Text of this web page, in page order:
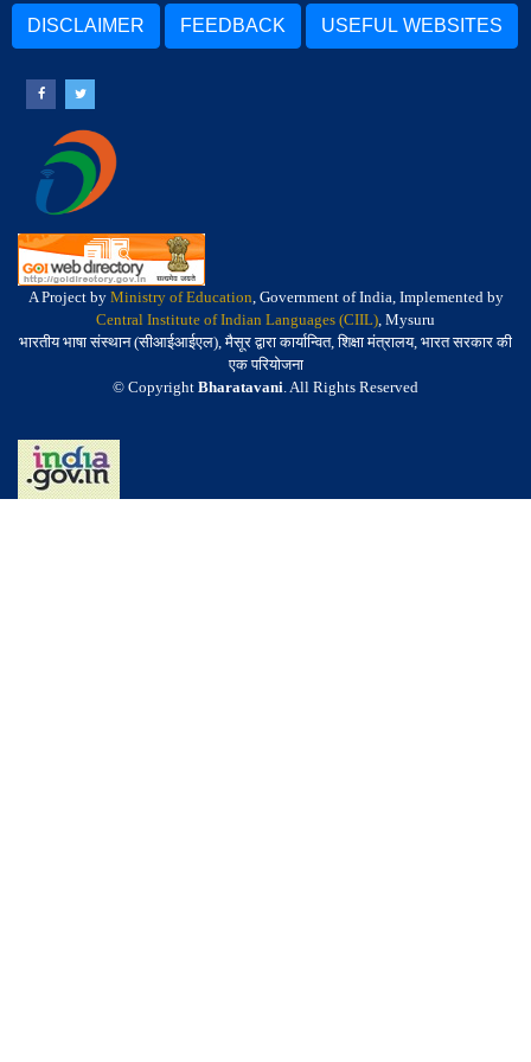
DISCLAIMER FEEDBACK USEFUL WEBSITES
A Project by Ministry of Education, Government of India, Implemented by
Central Institute of Indian Languages (CIIL), Mysuru
भारतीय भाषा संस्थान (सीआईआईएल), मैसूर द्वारा कार्यान्वित, शिक्षा मंत्रालय, भारत सरकार की
एक परियोजना
© Copyright Bharatavani. All Rights Reserved